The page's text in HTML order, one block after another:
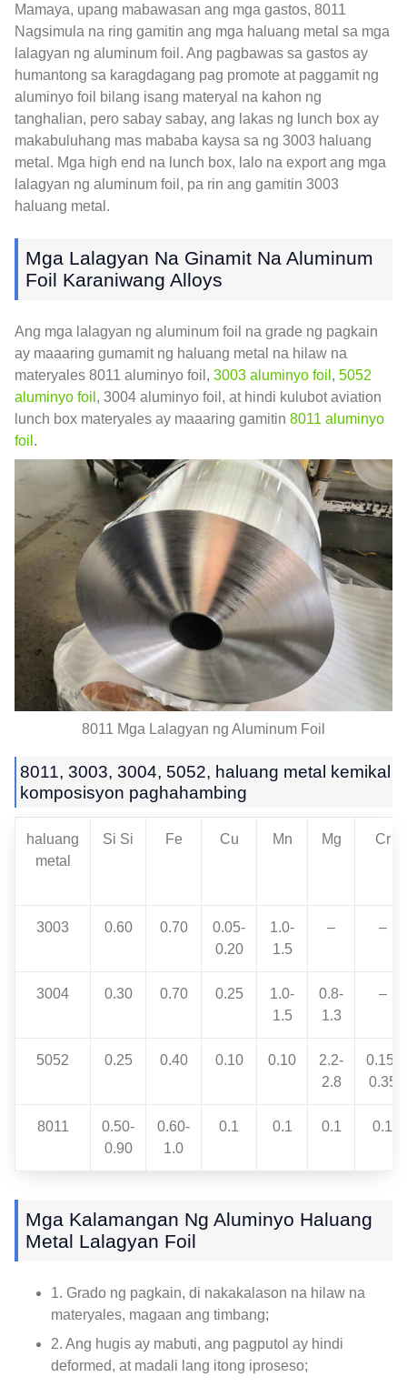
Mamaya, upang mabawasan ang mga gastos, 8011
Nagsimula na ring gamitin ang mga haluang metal sa mga
lalagyan ng aluminum foil. Ang pagbawas sa gastos ay
humantong sa karagdagang pag promote at paggamit ng
aluminyo foil bilang isang materyal na kahon ng
tanghalian, pero sabay sabay, ang lakas ng lunch box ay
makabuluhang mas mababa kaysa sa ng 3003 haluang
metal. Mga high end na lunch box, lalo na export ang mga
lalagyan ng aluminum foil, pa rin ang gamitin 3003
haluang metal.
Mga Lalagyan Na Ginamit Na Aluminum
Foil Karaniwang Alloys
Ang mga lalagyan ng aluminum foil na grade ng pagkain
ay maaaring gumamit ng haluang metal na hilaw na
materyales 8011 aluminyo foil, 3003 aluminyo foil , 5052
aluminyo foil , 3004 aluminyo foil, at hindi kulubot aviation
lunch box materyales ay maaaring gamitin 8011 aluminyo
foil .
8011 Mga Lalagyan ng Aluminum Foil
8011, 3003, 3004, 5052, haluang metal kemikal
komposisyon paghahambing
haluang
metal
Si Si Fe Cu Mn Mg Cr
3003 0.60 0.70
0.05-
0.20
1.0-
1.5
– –
3004 0.30 0.70 0.25
1.0-
1.5
0.8-
1.3
–
5052 0.25 0.40 0.10 0.10
2.2-
2.8
0.15-
0.35
8011
0.50-
0.90
0.60-
1.0
0.1 0.1 0.1 0.1
Mga Kalamangan Ng Aluminyo Haluang
Metal Lalagyan Foil
1. Grado ng pagkain, di nakakalason na hilaw na
materyales, magaan ang timbang;
2. Ang hugis ay mabuti, ang pagputol ay hindi
deformed, at madali lang itong iproseso;